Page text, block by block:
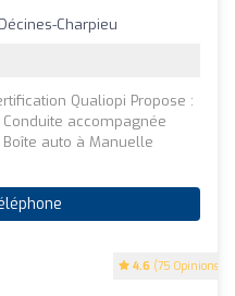
4.6 (75 Opinions)
Charpieu
Qualiopi Propose :
accompagnée
auto à Manuelle